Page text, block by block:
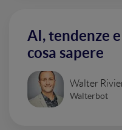
AI, tendenze
cosa sapere
Walter
Walterbot